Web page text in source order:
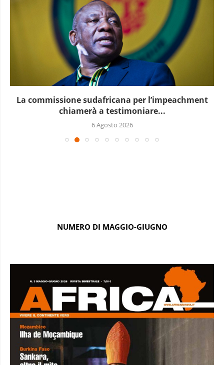
La commissione sudafricana per l’impeachment
chiamerà a testimoniare...
6 Agosto 2026
NUMERO DI MAGGIO-GIUGNO